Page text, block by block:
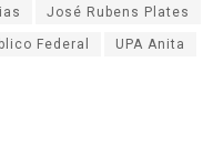
José Rubens Plates
Federal UPA Anita